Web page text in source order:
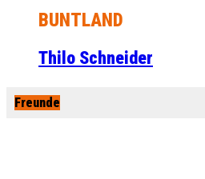
BUNTLAND
Thilo Schneider
Freunde